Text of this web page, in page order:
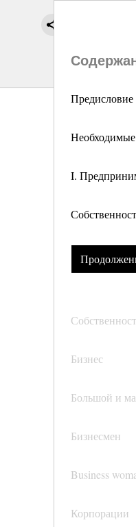
Предисловие
I.
Бизнес
Большой и
Бизнесмен
Business
Корпорации